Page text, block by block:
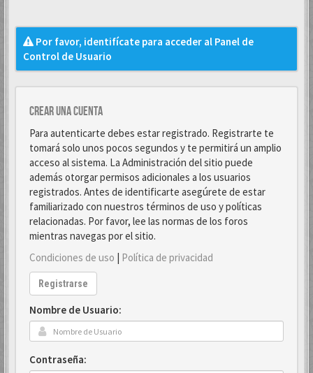
Por favor, identifícate para acceder al Panel de
Control de Usuario
Crear una cuenta
Para autenticarte debes estar registrado. Registrarte te
tomará solo unos pocos segundos y te permitirá un amplio
acceso al sistema. La Administración del sitio puede
además otorgar permisos adicionales a los usuarios
registrados. Antes de identificarte asegúrete de estar
familiarizado con nuestros términos de uso y políticas
relacionadas. Por favor, lee las normas de los foros
mientras navegas por el sitio.
Condiciones de uso | Política de privacidad
Registrarse
Nombre de Usuario:
Contraseña: